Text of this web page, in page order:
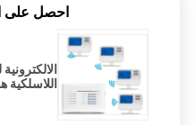
احصل على